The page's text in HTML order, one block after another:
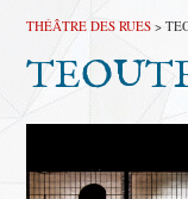
THÉÂTRE DES RUES >